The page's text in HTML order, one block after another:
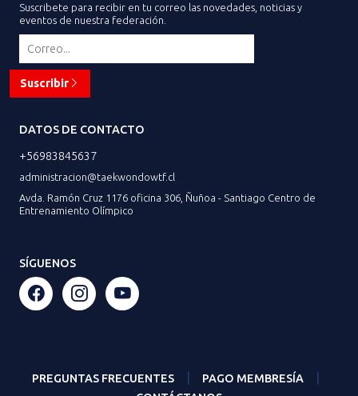
Suscribete para recibir en tu correo las novedades, noticias y
eventos de nuestra federación.
Suscribir
DATOS DE CONTACTO
+56983845637
administracion@taekwondowtf.cl
Avda. Ramón Cruz 1176 oficina 306, Ñuñoa - Santiago Centro de
Entrenamiento Olímpico
SÍGUENOS
PREGUNTAS FRECUENTES PAGO MEMBRESÍA